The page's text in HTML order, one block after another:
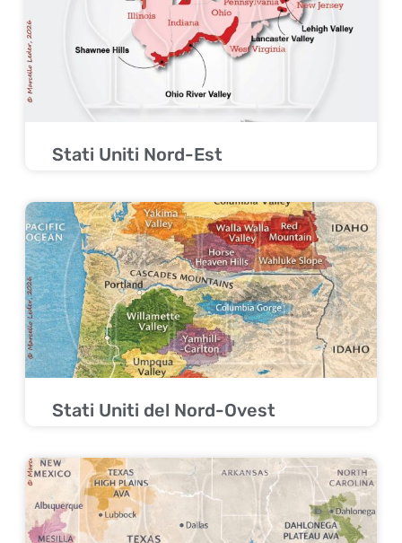
Stati Uniti Nord-Est
Stati Uniti del Nord-Ovest